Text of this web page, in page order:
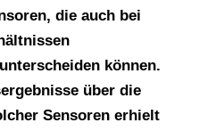
die auch bei
können.
über die
Sensoren erhielt